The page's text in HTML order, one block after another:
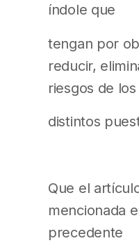
índole que
tengan por
reducir,
riesgos de los
distintos
Que el
mencionada
precedente